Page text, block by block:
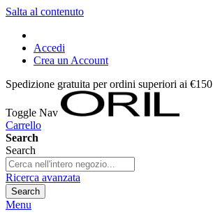
Salta al contenuto
Accedi
Crea un Account
Spedizione gratuita per ordini superiori ai €150
Toggle Nav
Carrello
Search
Search
Ricerca avanzata
Search
Menu